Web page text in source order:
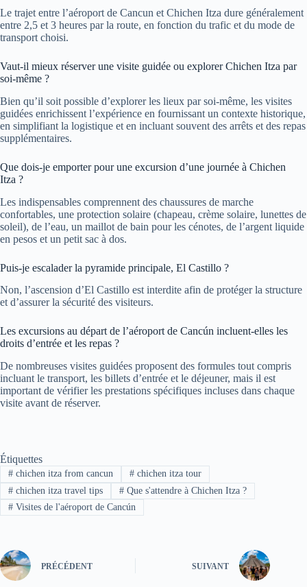
Le trajet entre l’aéroport de Cancun et Chichen Itza dure généralement
entre 2,5 et 3 heures par la route, en fonction du trafic et du mode de
transport choisi.
Vaut-il mieux réserver une visite guidée ou explorer Chichen Itza par
soi-même ?
Bien qu’il soit possible d’explorer les lieux par soi-même, les visites
guidées enrichissent l’expérience en fournissant un contexte historique,
en simplifiant la logistique et en incluant souvent des arrêts et des repas
supplémentaires.
Que dois-je emporter pour une excursion d’une journée à Chichen
Itza ?
Les indispensables comprennent des chaussures de marche
confortables, une protection solaire (chapeau, crème solaire, lunettes de
soleil), de l’eau, un maillot de bain pour les cénotes, de l’argent liquide
en pesos et un petit sac à dos.
Puis-je escalader la pyramide principale, El Castillo ?
Non, l’ascension d’El Castillo est interdite afin de protéger la structure
et d’assurer la sécurité des visiteurs.
Les excursions au départ de l’aéroport de Cancún incluent-elles les
droits d’entrée et les repas ?
De nombreuses visites guidées proposent des formules tout compris
incluant le transport, les billets d’entrée et le déjeuner, mais il est
important de vérifier les prestations spécifiques incluses dans chaque
visite avant de réserver.
Étiquettes
#chichen itza from cancun #chichen itza tour
#chichen itza travel tips #Que s'attendre à Chichen Itza ?
#Visites de l'aéroport de Cancún
PRÉCÉDENT SUIVANT